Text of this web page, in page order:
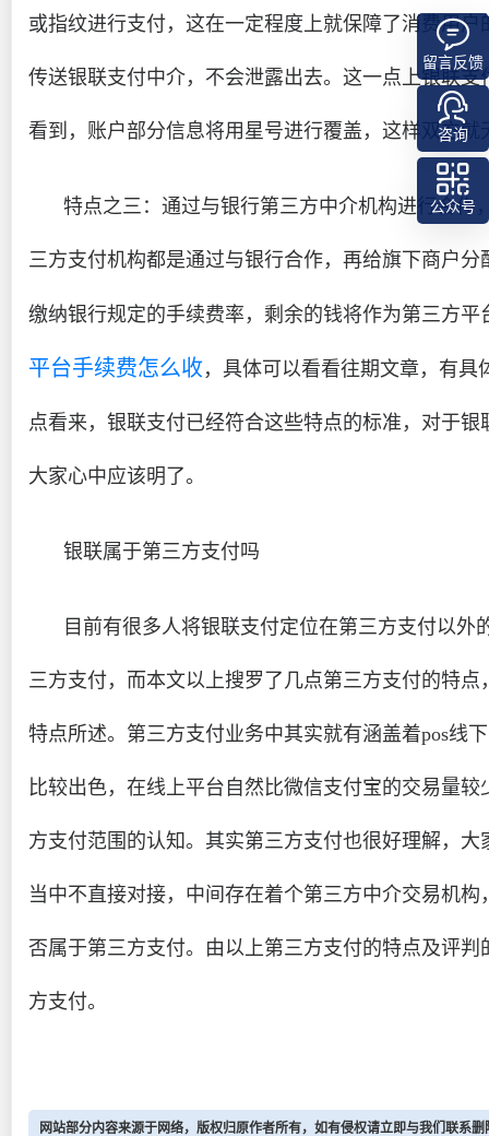
或指纹进行支付，这在一定程度上就保障了消费用
传送银联支付中介，不会泄露出去。这一点上银联
看到，账户部分信息将用星号进行覆盖，这样双方
特点之三：通过与银行第三方中介机构进行合作
三方支付机构都是通过与银行合作，再给旗下商户
缴纳银行规定的手续费率，剩余的钱将作为第三方平
平台手续费怎么收，具体可以看看往期文章，有
点看来，银联支付已经符合这些特点的标准，对于
大家心中应该明了。
银联属于第三方支付吗
目前有很多人将银联支付定位在第三方支付以外
三方支付，而本文以上搜罗了几点第三方支付的特
特点所述。第三方支付业务中其实就有涵盖着pos线
比较出色，在线上平台自然比微信支付宝的交易量
方支付范围的认知。其实第三方支付也很好理解，
当中不直接对接，中间存在着个第三方中介交易机
否属于第三方支付。由以上第三方支付的特点及评
方支付。
网站部分内容来源于网络，版权归原作者所有，如有侵权请立即与我们联系删
留言反馈
咨询
公众号